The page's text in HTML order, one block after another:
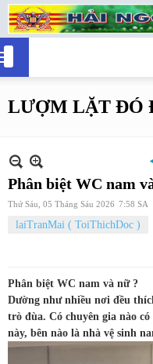
LƯỢM LẶT ĐÓ
Phân biệt WC nam
Thứ Sáu, 05 Tháng Sáu 2026 7:58 SA
laiTranMai ( ToiThichDoc )
Phân biệt WC nam và nữ ?
Dường như nhiều nơi đều
trò đùa. Có chuyên gia nào
này, bên nào là nhà vệ sinh